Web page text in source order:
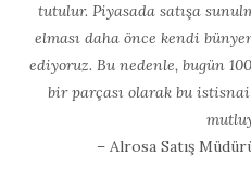
tutulur. Piyasada satışa
elması daha önce kendi
ediyoruz. Bu nedenle, bugün
bir parçası olarak bu
– Alrosa Satış